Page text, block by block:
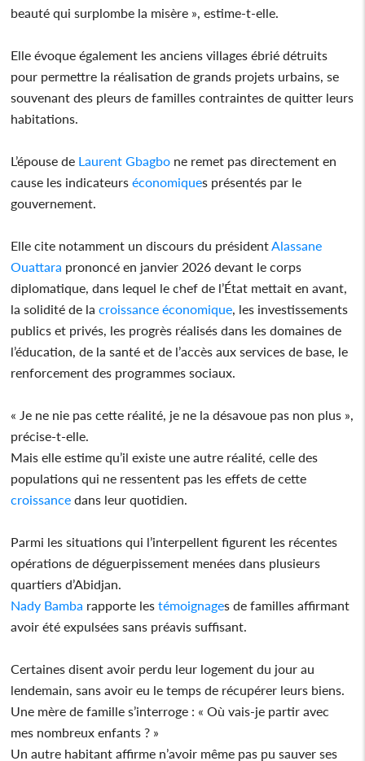
beauté qui surplombe la misère », estime-t-elle.
Elle évoque également les anciens villages ébrié détruits
pour permettre la réalisation de grands projets urbains, se
souvenant des pleurs de familles contraintes de quitter leurs
habitations.
L’épouse de Laurent Gbagbo ne remet pas directement en
cause les indicateurs économiques présentés par le
gouvernement.
Elle cite notamment un discours du présidentAlassane
Ouattara prononcé en janvier 2026 devant le corps
diplomatique, dans lequel le chef de l’État mettait en avant,
la solidité de la croissance économique, les investissements
publics et privés, les progrès réalisés dans les domaines de
l’éducation, de la santé et de l’accès aux services de base, le
renforcement des programmes sociaux.
« Je ne nie pas cette réalité, je ne la désavoue pas non plus »,
précise-t-elle.
Mais elle estime qu’il existe une autre réalité, celle des
populations qui ne ressentent pas les effets de cette
croissance dans leur quotidien.
Parmi les situations qui l’interpellent figurent les récentes
opérations de déguerpissement menées dans plusieurs
quartiers d’Abidjan.
Nady Bamba rapporte les témoignages de familles affirmant
avoir été expulsées sans préavis suffisant.
Certaines disent avoir perdu leur logement du jour au
lendemain, sans avoir eu le temps de récupérer leurs biens.
Une mère de famille s’interroge : « Où vais-je partir avec
mes nombreux enfants ? »
Un autre habitant affirme n’avoir même pas pu sauver ses